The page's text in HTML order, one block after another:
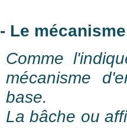
- Le
Comme
mécanisme
base.
La bâche ou